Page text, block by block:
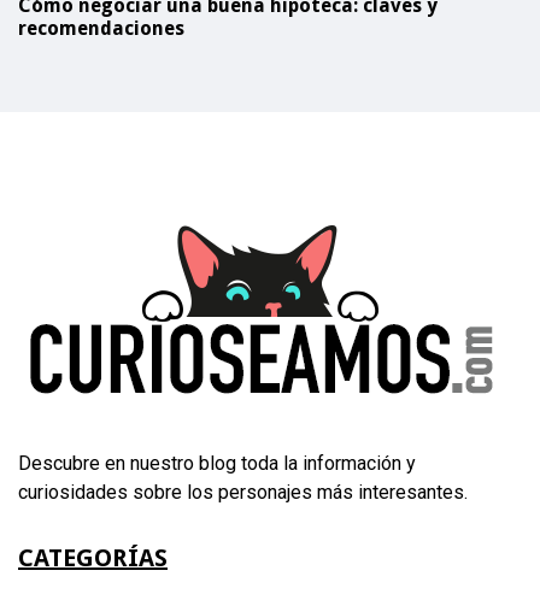
Cómo negociar una buena hipoteca: claves y
recomendaciones
Descubre en nuestro blog toda la información y
curiosidades sobre los personajes más interesantes.
CATEGORÍAS